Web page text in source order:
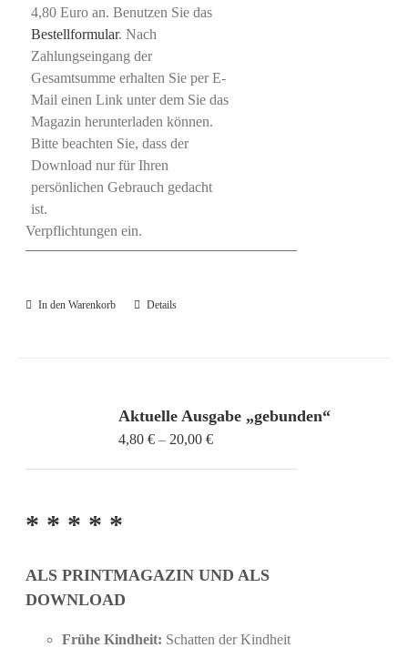
4,80 Euro an. Benutzen Sie das
Bestellformular. Nach
Zahlungseingang der
Gesamtsumme erhalten Sie per E-
Mail einen Link unter dem Sie das
Magazin herunterladen können.
Bitte beachten Sie, dass der
Download nur für Ihren
persönlichen Gebrauch gedacht
ist.
Verpflichtungen ein.
In den Warenkorb Details
Aktuelle Ausgabe „gebunden“
4,80€ – 20,00€Preisspanne:
* * * * *
ALS PRINTMAGAZIN UND ALS
DOWNLOAD
Frühe Kindheit: Schatten der Kindheit